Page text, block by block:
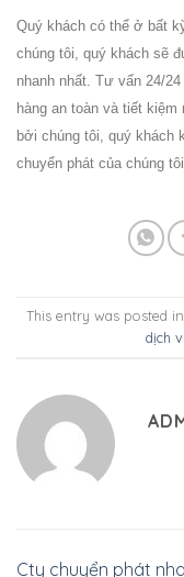
Quý khách có thể ở bất
chúng tôi, quý khách sẽ
nhanh nhất. Tư vấn 24/
hàng an toàn và tiết
bởi chúng tôi, quý khách
chuyển phát của chúng
This entry was posted in
dịch
Cty chuyển phát